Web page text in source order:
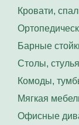
Кровати,
Барные
Столы,
Комоды,
Мягкая
Офисные